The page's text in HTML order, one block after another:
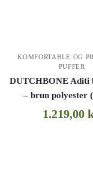
KOMFORTABLE OG
PUFFER
DUTCHBONE Aditi
– brun polyester
1.219,00